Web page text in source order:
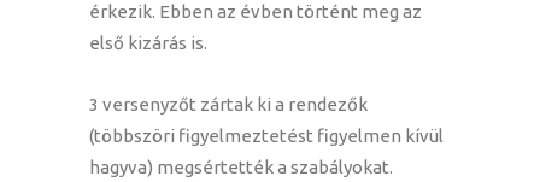
érkezik. Ebben az évben történt meg az
első kizárás is.
3 versenyzőt zártak ki a rendezők
(többszöri figyelmeztetést figyelmen kívül
hagyva) megsértették a szabályokat.